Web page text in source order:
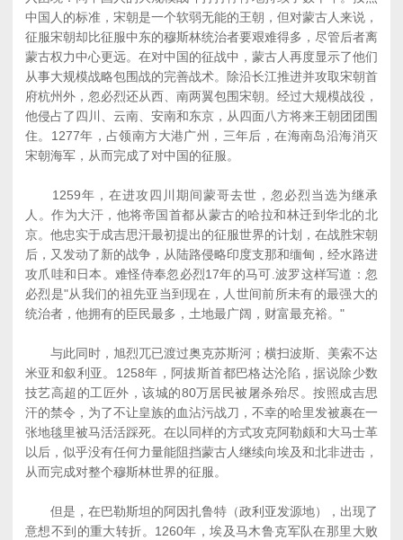
中国人的标准，宋朝是一个软弱无能的王朝，但对蒙古人来说，
征服宋朝却比征服中东的穆斯林统治者要艰难得多，尽管后者离
蒙古权力中心更远。在对中国的征战中，蒙古人再度显示了他们
从事大规模战略包围战的完善战术。除沿长江推进并攻取宋朝首
府杭州外，忽必烈还从西、南两翼包围宋朝。经过大规模战役，
他侵占了四川、云南、安南和东京，从四面八方将来王朝团团围
住。1277年，占领南方大港广州，三年后，在海南岛沿海消灭
宋朝海军，从而完成了对中国的征服。
1259年，在进攻四川期间蒙哥去世，忽必烈当选为继承
人。作为大汗，他将帝国首都从蒙古的哈拉和林迁到华北的北
京。他忠实于成吉思汗最初提出的征服世界的计划，在战胜宋朝
后，又发动了新的战争，从陆路侵略印度支那和缅甸，经水路进
攻爪哇和日本。难怪侍奉忽必烈17年的马可.波罗这样写道：忽
必烈是"从我们的祖先亚当到现在，人世间前所未有的最强大的
统治者，他拥有的臣民最多，土地最广阔，财富最充裕。"
与此同时，旭烈兀已渡过奥克苏斯河；横扫波斯、美索不达
米亚和叙利亚。1258年，阿拔斯首都巴格达沦陷，据说除少数
技艺高超的工匠外，该城的80万居民被屠杀殆尽。按照成吉思
汗的禁令，为了不让皇族的血沾污战刀，不幸的哈里发被裹在一
张地毯里被马活活踩死。在以同样的方式攻克阿勒颇和大马士革
以后，似乎没有任何力量能阻挡蒙古人继续向埃及和北非进击，
从而完成对整个穆斯林世界的征服。
但是，在巴勒斯坦的阿因扎鲁特（政利亚发源地），出现了
意想不到的重大转折。1260年，埃及马木鲁克军队在那里大败